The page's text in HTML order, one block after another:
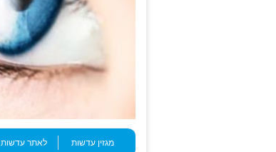
Menu
Skip to content
מגזין עדשות
לאתר עדשות